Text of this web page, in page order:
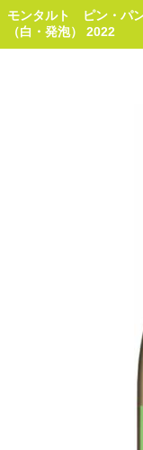
モンタルト ピン・パ
（白・発泡） 2022